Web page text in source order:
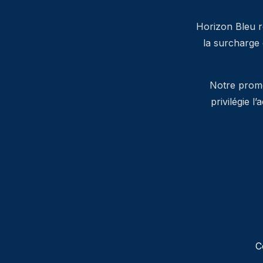
Horizon Bleu
la
Notre
privilégie